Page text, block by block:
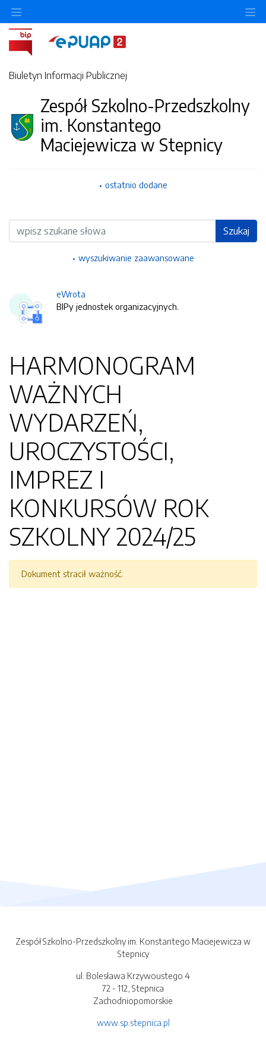
Biuletyn Informacji Publicznej
Zespół Szkolno-Przedszkolny
im. Konstantego
Maciejewicza w Stepnicy
ostatnio dodane
Wyszukiwarka Szukaj
wyszukiwanie zaawansowane
eWrota
BIPy jednostek organizacyjnych.
HARMONOGRAM
WAŻNYCH
WYDARZEŃ,
UROCZYSTOŚCI,
IMPREZ I
KONKURSÓW ROK
SZKOLNY 2024/25
Dokument stracił ważność.
Zespół Szkolno-Przedszkolny im. Konstantego Maciejewicza w
Stepnicy
ul. Bolesława Krzywoustego 4
72 - 112, Stepnica
Zachodniopomorskie
www.sp.stepnica.pl